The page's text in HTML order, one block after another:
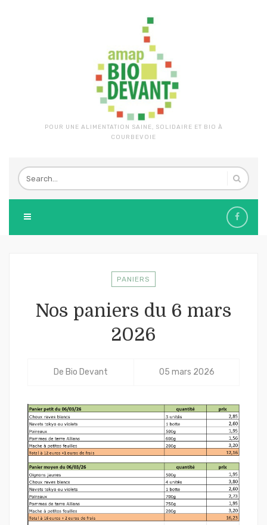
POUR UNE ALIMENTATION SAINE, SOLIDAIRE ET BIO À
COURBEVOIE
PANIERS
Nos paniers du 6 mars
2026
De Bio Devant 05 mars 2026